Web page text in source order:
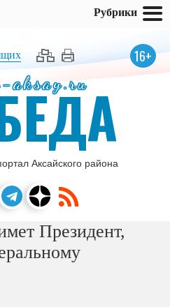
16+
aksay.ru
Аксайского района
Президент,
Рубрики